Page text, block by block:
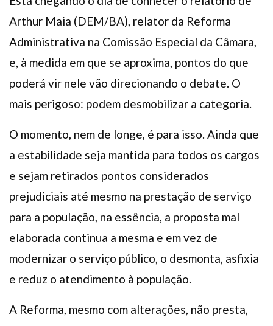
Arthur Maia (DEM/BA), relator da Reforma
Administrativa na Comissão Especial da Câmara,
e, à medida em que se aproxima, pontos do que
poderá vir nele vão direcionando o debate. O
mais perigoso: podem desmobilizar a categoria.
O momento, nem de longe, é para isso. Ainda que
a estabilidade seja mantida para todos os cargos
e sejam retirados pontos considerados
prejudiciais até mesmo na prestação de serviço
para a população, na essência, a proposta mal
elaborada continua a mesma e em vez de
modernizar o serviço público, o desmonta, asfixia
e reduz o atendimento à população.
A Reforma, mesmo com alterações, não presta,